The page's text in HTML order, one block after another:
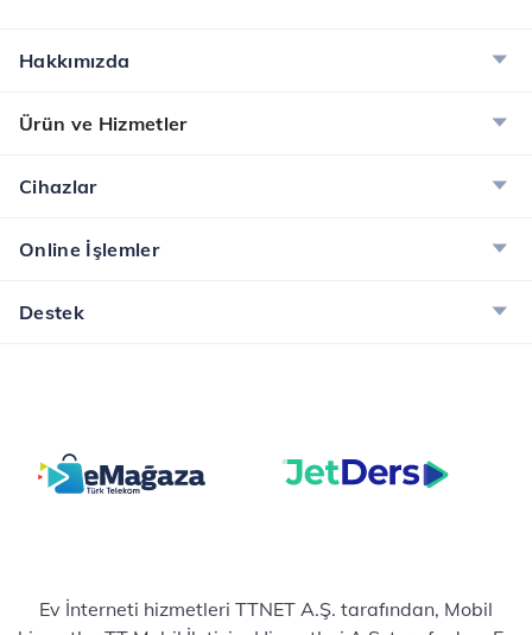
Hakkımızda
Ürün ve Hizmetler
Cihazlar
Online İşlemler
Destek
Ev İnterneti hizmetleri TTNET A.Ş. tarafından, Mobil